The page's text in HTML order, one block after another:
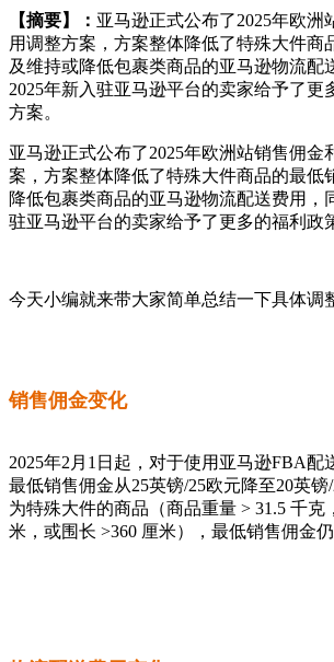
【摘要】： 亚马逊正式公布了2025年欧洲
用调整方案，方案整体降低了特殊大件商
及维持或降低包裹类商品的亚马逊物流配
2025年新入驻亚马逊平台的卖家给予了更
方案。
亚马逊正式公布了2025年欧洲站销售佣金
案，方案整体降低了特殊大件商品的最低
降低包裹类商品的亚马逊物流配送费用，
驻亚马逊平台的卖家给予了更多的福利政
今天小编就来带大家简单总结一下具体调
销售佣金变化
2025年2月1日起，对于使用亚马逊FBA配
最低销售佣金从25英镑/25欧元降至20英
为特殊大件的商品（商品重量 > 31.5 千克
米，或围长 >360 厘米），最低销售佣金仍